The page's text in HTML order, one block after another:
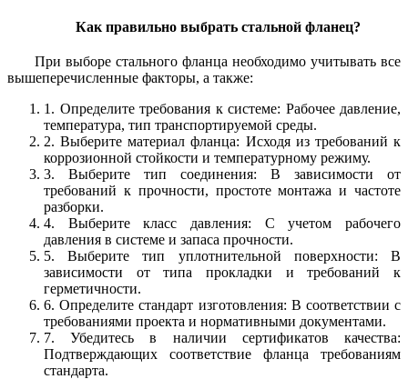
Как правильно выбрать стальной фланец?
При выборе стального фланца необходимо учитывать все
вышеперечисленные факторы, а также:
1. Определите требования к системе: Рабочее давление,
температура, тип транспортируемой среды.
2. Выберите материал фланца: Исходя из требований к
коррозионной стойкости и температурному режиму.
3. Выберите тип соединения: В зависимости от
требований к прочности, простоте монтажа и частоте
разборки.
4. Выберите класс давления: С учетом рабочего
давления в системе и запаса прочности.
5. Выберите тип уплотнительной поверхности: В
зависимости от типа прокладки и требований к
герметичности.
6. Определите стандарт изготовления: В соответствии с
требованиями проекта и нормативными документами.
7. Убедитесь в наличии сертификатов качества:
Подтверждающих соответствие фланца требованиям
стандарта.